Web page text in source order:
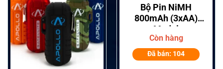
Bộ Pin NiMH
800mAh (3xAA)
Model
PMNN4477AR
Motorola Solutions
Cho Thiết Bị bộ
Còn hàng
Đã bán: 104